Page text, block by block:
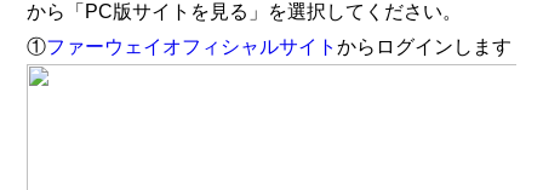
から「PC版サイトを見る」を選択してください。
①ファーウェイオフィシャルサイトからログインします